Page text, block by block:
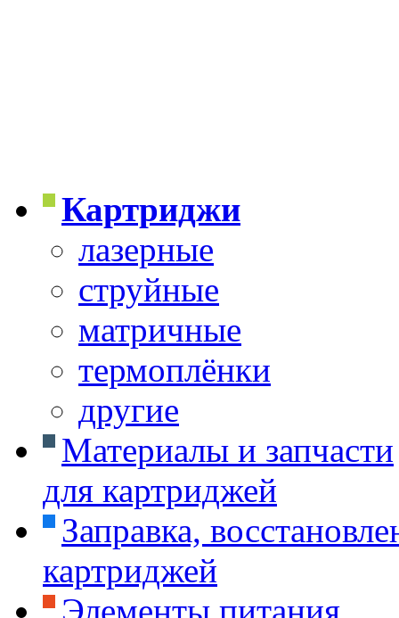
Картриджи
лазерные
струйные
матричные
термоплёнки
другие
Материалы и запчасти
для картриджей
Заправка,
картриджей
Элементы питания